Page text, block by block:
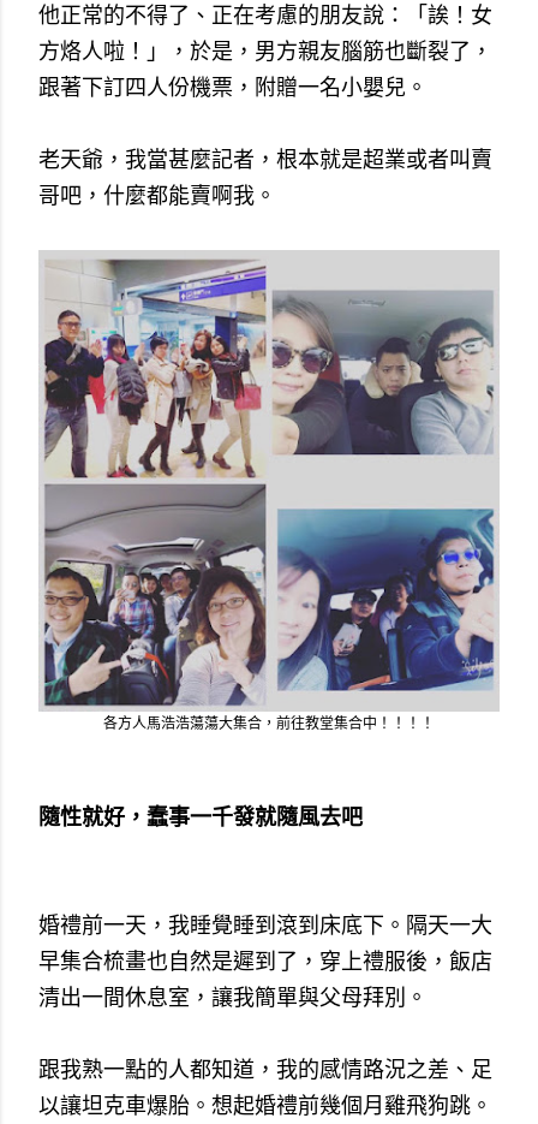
他正常的不得了、正在考慮的朋友說：「誒！女
方烙人啦！」，於是，男方親友腦筋也斷裂了，
跟著下訂四人份機票，附贈一名小嬰兒。
老天爺，我當甚麼記者，根本就是超業或者叫賣
哥吧，什麼都能賣啊我。
各方人馬浩浩蕩蕩大集合，前往教堂集合中！！！！
隨性就好，蠢事一千發就隨風去吧
婚禮前一天，我睡覺睡到滾到床底下。隔天一大
早集合梳畫也自然是遲到了，穿上禮服後，飯店
清出一間休息室，讓我簡單與父母拜別。
跟我熟一點的人都知道，我的感情路況之差、足
以讓坦克車爆胎。想起婚禮前幾個月雞飛狗跳。